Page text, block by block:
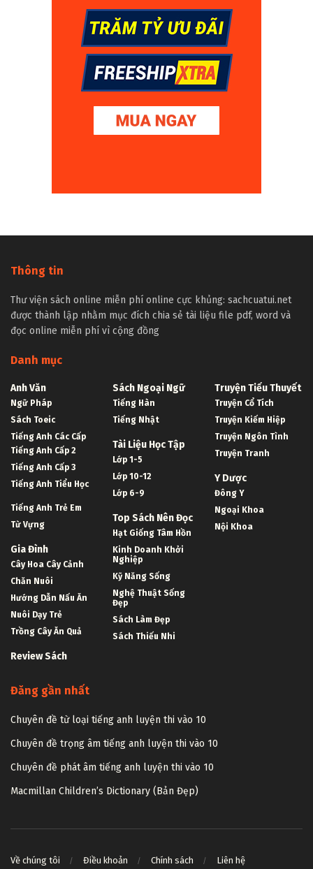
Thông tin
Thư viện sách online miễn phí online cực khủng: sachcuatui.net
được thành lập nhằm mục đích chia sẻ tài liệu file pdf, word và
đọc online miễn phí vì cộng đồng
Danh mục
Anh Văn
Ngữ Pháp
Sách Toeic
Tiếng Anh Các Cấp
Tiếng Anh Cấp 2
Tiếng Anh Cấp 3
Tiếng Anh Tiểu Học
Tiếng Anh Trẻ Em
Từ Vựng
Gia Đình
Cây Hoa Cây Cảnh
Chăn Nuôi
Hướng Dẫn Nấu Ăn
Nuôi Dạy Trẻ
Trồng Cây Ăn Quả
Review Sách
Sách Ngoại Ngữ
Tiếng Hàn
Tiếng Nhật
Tài Liệu Học Tập
Lớp 1-5
Lớp 10-12
Lớp 6-9
Top Sách Nên Đọc
Hạt Giống Tâm Hồn
Kinh Doanh Khởi
Nghiệp
Kỹ Năng Sống
Nghệ Thuật Sống
Đẹp
Sách Làm Đẹp
Sách Thiếu Nhi
Truyện Tiểu Thuyết
Truyện Cổ Tích
Truyện Kiếm Hiệp
Truyện Ngôn Tình
Truyện Tranh
Y Dược
Đông Y
Ngoại Khoa
Nội Khoa
Đăng gần nhất
Chuyên đề từ loại tiếng anh luyện thi vào 10
Chuyên đề trọng âm tiếng anh luyện thi vào 10
Chuyên đề phát âm tiếng anh luyện thi vào 10
Macmillan Children’s Dictionary (Bản Đẹp)
Về chúng tôi Điều khoản Chính sách Liên hệ